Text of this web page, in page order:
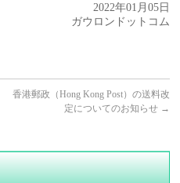
2022年01月05日
ガウロンドットコム
香港郵政（Hong Kong Post）の送料改
定についてのお知らせ →